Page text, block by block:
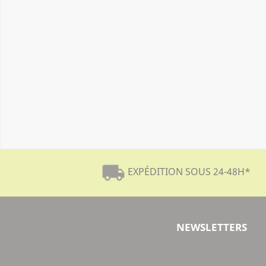
local_shipping EXPÉDITION SOUS 24-48H*
NEWSLETTERS